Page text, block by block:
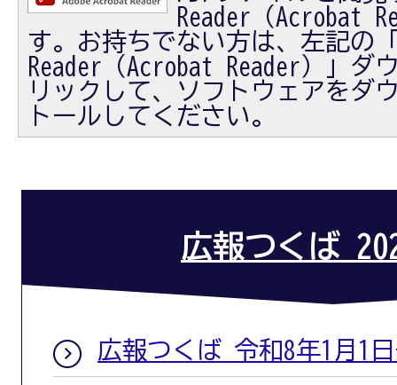
Reader（Acrobat
す。お持ちでない方は、左記の
Reader（Acrobat Reader）」ダ
リックして、ソフトウェアをダ
トールしてください。
広報つくば
広報つくば 令和8年1月1